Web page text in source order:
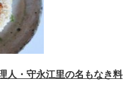
人・守永江里の名もなき料